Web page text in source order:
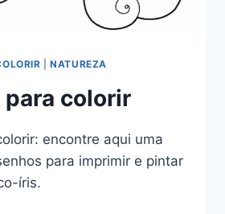
|NATUREZA
colorir
encontre aqui uma
para imprimir e pintar
íris.